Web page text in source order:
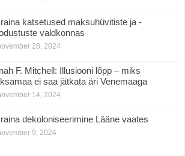
katsetused maksuhüvitiste ja -
valdkonnas
28, 2024
F. Mitchell: Illusiooni lõpp – miks
ei saa jätkata äri Venemaaga
14, 2024
dekoloniseerimine Lääne vaates
9, 2024